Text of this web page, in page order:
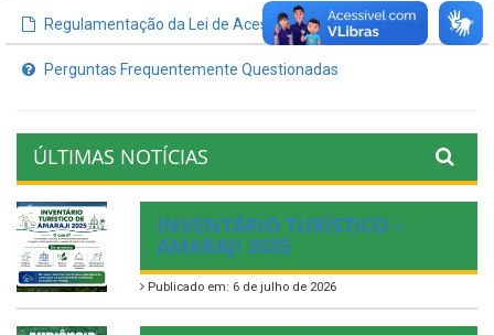
Regulamentação da Lei de Acesso à Informação
Perguntas Frequentemente Questionadas
ÚLTIMAS NOTÍCIAS
INVENTÁRIO TURÍSTICO –
AMARAJI 2025
Publicado em: 6 de julho de 2026